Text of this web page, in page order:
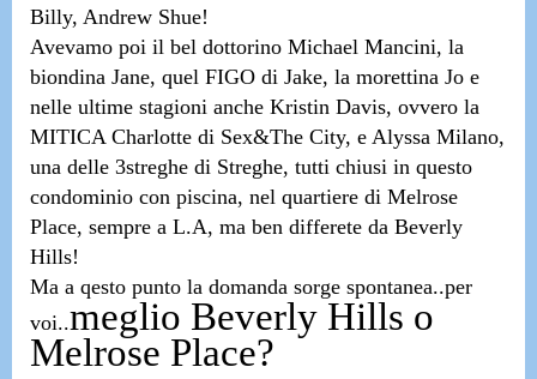
Billy, Andrew Shue!
Avevamo poi il bel dottorino Michael Mancini, la
biondina Jane, quel FIGO di Jake, la morettina Jo e
nelle ultime stagioni anche Kristin Davis, ovvero la
MITICA Charlotte di Sex&The City, e Alyssa Milano,
una delle 3streghe di Streghe, tutti chiusi in questo
condominio con piscina, nel quartiere di Melrose
Place, sempre a L.A, ma ben differete da Beverly
Hills!
Ma a qesto punto la domanda sorge spontanea..per
voi..meglio Beverly Hills o
Melrose Place?